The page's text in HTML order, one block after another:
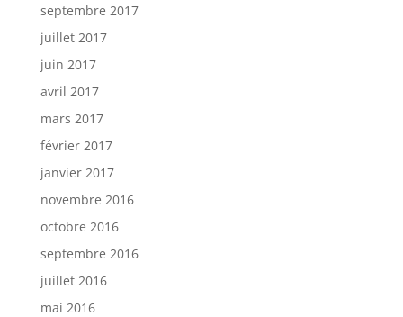
septembre 2017
juillet 2017
juin 2017
avril 2017
mars 2017
février 2017
janvier 2017
novembre 2016
octobre 2016
septembre 2016
juillet 2016
mai 2016